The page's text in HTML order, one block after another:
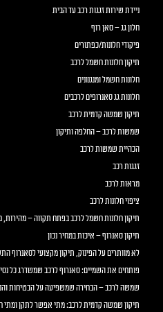
ניידת שירות זגגות רכב עד הבית
חלון גג – סאן רוף
פיקודי חלונות/כפתורים
תיקון חלונות חשמל לרכב
חלונות חשמל ומנגנונים
חלונות גג סאנרופים לרכבים
תיקון שמשה קדמית לרכב
שמשות לרכב – החלפה ותיקון
הכהיית שמשות לרכב
זגגות רכב
מראות לרכב
ציפוי חלונות לרכב
תיקון חלונות חשמל לרכב בפתח תקווה – מהירות,
תיקון סאנרוף – איכות במחיר נכון
לא מוותרים על הפינוק, תיקון מקצועי לסאנרוף
פותחים את השמיים: סאנרוף לרכב שמשדרג כל
שמשה לרכב – הבחירה שמשפיעה על הבטיחות
תיקון שמשה קדמית לרכב: מתי אפשר לתקן ומתי